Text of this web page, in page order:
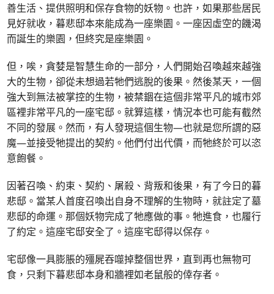
善生活、提供照明和保存食物的妖物。也許，如果那些居民
見好就收，暮悲邸本來能成為一座樂園。一座因虛空的饑渴
而誕生的樂園，但終究是座樂園。
但，唉，貪婪是智慧生命的一部分，人們開始召喚越來越強
大的生物，卻從未想過若牠們逃脫的後果。然後某天，一個
強大到無法被掌控的生物，被禁錮在這個非常平凡的城市郊
區裡非常平凡的一座宅邸。就算這樣，情況本也可能有截然
不同的發展。然而，有人發現這個生物—也就是您所謂的惡
魔—並接受牠提出的契約。他們付出代價，而牠終於可以恣
意飽餐。
因著召喚、約束、契約、屠殺、背叛和後果，有了今日的暮
悲邸。當某人首度召喚出自身不理解的生物時，就註定了墓
悲邸的命運。那個妖物完成了牠應做的事。牠進食，也履行
了約定。這座宅邸安全了。這座宅邸得以保存。
宅邸像一具膨脹的殭屍吞噬掉整個世界，直到再也無物可
食，只剩下暮悲邸本身和牆裡如老鼠般的倖存者。